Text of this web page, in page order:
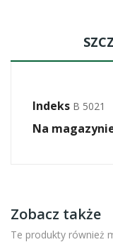
Indeks B 5021
Na
Zobacz także
Te produkty również